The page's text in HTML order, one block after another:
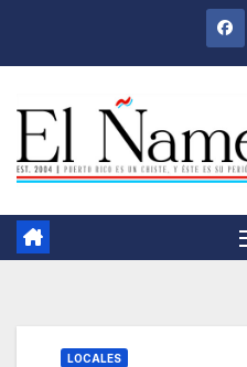
LOCALES